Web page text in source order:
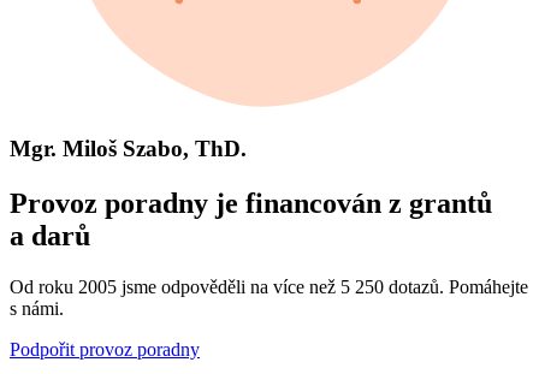
Mgr. Miloš Szabo, ThD.
Provoz poradny je financován z grantů
a darů
Od roku 2005 jsme odpověděli na více než 5 250 dotazů. Pomáhejte
s námi.
Podpořit provoz poradny